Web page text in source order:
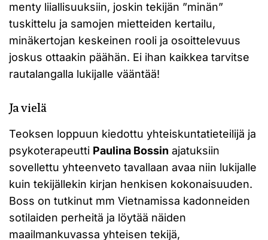
menty liiallisuuksiin, joskin tekijän ”minän”
tuskittelu ja samojen mietteiden kertailu,
minäkertojan keskeinen rooli ja osoittelevuus
joskus ottaakin päähän. Ei ihan kaikkea tarvitse
rautalangalla lukijalle vääntää!
Ja vielä
Teoksen loppuun kiedottu yhteiskuntatieteilijä ja
psykoterapeutti Paulina Bossin ajatuksiin
sovellettu yhteenveto tavallaan avaa niin lukijalle
kuin tekijällekin kirjan henkisen kokonaisuuden.
Boss on tutkinut mm Vietnamissa kadonneiden
sotilaiden perheitä ja löytää näiden
maailmankuvassa yhteisen tekijä,